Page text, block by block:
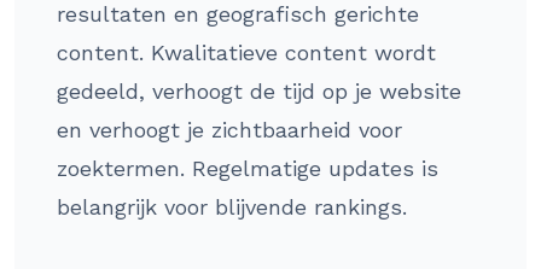
resultaten en geografisch gerichte
content. Kwalitatieve content wordt
gedeeld, verhoogt de tijd op je website
en verhoogt je zichtbaarheid voor
zoektermen. Regelmatige updates is
belangrijk voor blijvende rankings.